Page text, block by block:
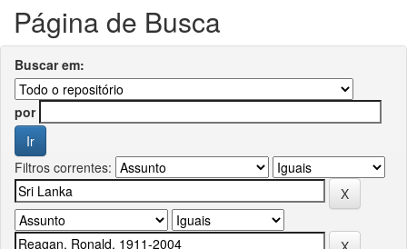
Página de Busca
Buscar em:
por
Filtros correntes: